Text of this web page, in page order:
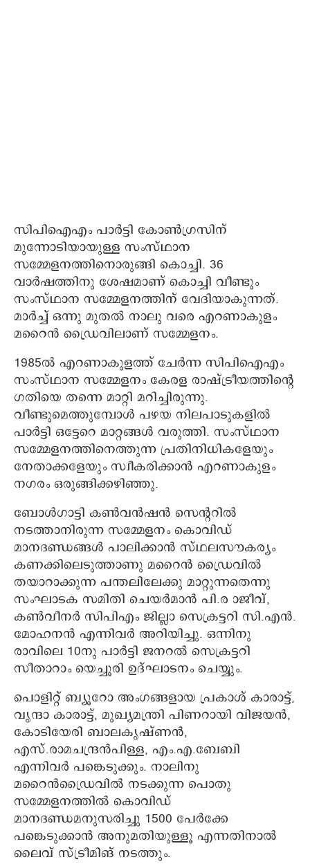
സിപിഐഎം പാര്‍ട്ടി കോണ്‍ഗ്രസിന്
മുന്നോടിയായുള്ള സംസ്ഥാന
സമ്മേളനത്തിനൊരുങ്ങി കൊച്ചി. 36
വാര്‍ഷത്തിനു ശേഷമാണ് കൊച്ചി വീണ്ടും
സംസ്ഥാന സമ്മേളനത്തിന് വേദിയാകുന്നത്.
മാര്‍ച്ച് ഒന്നു മുതല്‍ നാലു വരെ എറണാകുളം
മറൈന്‍ ഡ്രൈവിലാണ് സമ്മേളനം.
1985ല്‍ എറണാകുളത്ത് ചേര്‍ന്ന സിപിഐഎം
സംസ്ഥാന സമ്മേളനം കേരള രാഷ്ട്രീയത്തിന്റെ
ഗതിയെ തന്നെ മാറ്റി മറിച്ചിരുന്നു.
വീണ്ടുമെത്തുമ്പോള്‍ പഴയ നിലപാടുകളില്‍
പാര്‍ട്ടി ഒട്ടേറെ മാറ്റങ്ങള്‍ വരുത്തി. സംസ്ഥാന
സമ്മേളനത്തിനെത്തുന്ന പ്രതിനിധികളേയും
നേതാക്കളേയും സ്വീകരിക്കാന്‍ എറണാകുളം
നഗരം ഒരുങ്ങിക്കഴിഞ്ഞു.
ബോള്‍ഗാട്ടി കണ്‍വന്‍ഷന്‍ സെന്ററില്‍
നടത്താനിരുന്ന സമ്മേളനം കൊവിഡ്
മാനദണ്ഡങ്ങള്‍ പാലിക്കാന്‍ സ്ഥലസൗകര്യം
കണക്കിലെടുത്താണു മറൈന്‍ ഡ്രൈവില്‍
തയാറാക്കുന്ന പന്തലിലേക്കു മാറ്റുന്നതെന്നു
സംഘാടക സമിതി ചെയര്‍മാന്‍ പി.ര ാജീവ്,
കണ്‍വീനര്‍ സിപിഎം ജില്ലാ സെക്രട്ടറി സി.എന്‍.
മോഹനന്‍ എന്നിവര്‍ അറിയിച്ചു. ഒന്നിനു
രാവിലെ 10നു പാര്‍ട്ടി ജനറല്‍ സെക്രട്ടറി
സീതാറാം യെച്ചൂരി ഉദ്ഘാടനം ചെയ്യും.
പൊളിറ്റ് ബ്യൂറോ അംഗങ്ങളായ പ്രകാശ് കാരാട്ട്,
വൃന്ദാ കാരാട്ട്, മുഖ്യമന്ത്രി പിണറായി വിജയന്‍,
കോടിയേരി ബാലകൃഷ്ണന്‍,
എസ്.രാമചന്ദ്രന്‍പിള്ള, എം.എ.ബേബി
എന്നിവര്‍ പങ്കെടുക്കും. നാലിനു
മറൈന്‍ഡ്രൈവില്‍ നടക്കുന്ന പൊതു
സമ്മേളനത്തില്‍ കൊവിഡ്
മാനദണ്ഡമനുസരിച്ചു 1500 പേര്‍ക്കേ
പങ്കെടുക്കാന്‍ അനുമതിയുള്ളൂ എന്നതിനാല്‍
ലൈവ് സ്ട്രീമിങ് നടത്തും.